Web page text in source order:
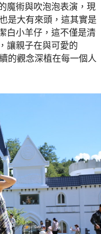
魔術與吹泡泡表演，現
是大有來頭，這其實是
白小羊仔，這不僅是清
讓親子在與可愛的
的觀念深植在每一個人